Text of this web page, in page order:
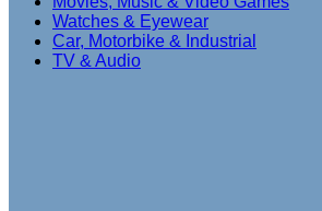
Watches & Eyewear
Car, Motorbike & Industrial
TV & Audio